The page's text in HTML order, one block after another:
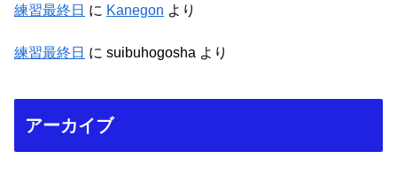
練習最終日 に Kanegon より
練習最終日 に suibuhogosha より
アーカイブ